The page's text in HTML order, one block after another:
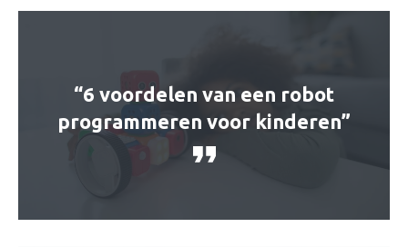
“6 voordelen van een robot
programmeren voor kinderen”